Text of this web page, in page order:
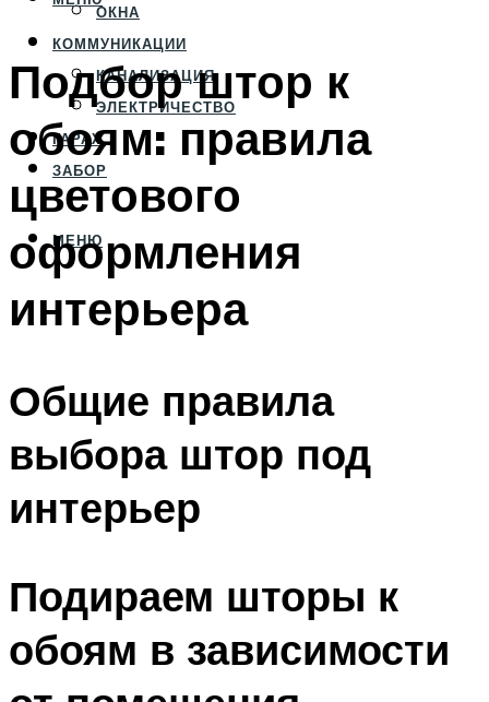
ОКНА
КОММУНИКАЦИИ
КАНАЛИЗАЦИЯ
ЭЛЕКТРИЧЕСТВО
ГАРАЖ
ЗАБОР
МЕНЮ
Подбор штор к
обоям: правила
цветового
оформления
интерьера
Общие правила
выбора штор под
интерьер
Подираем шторы к
обоям в зависимости